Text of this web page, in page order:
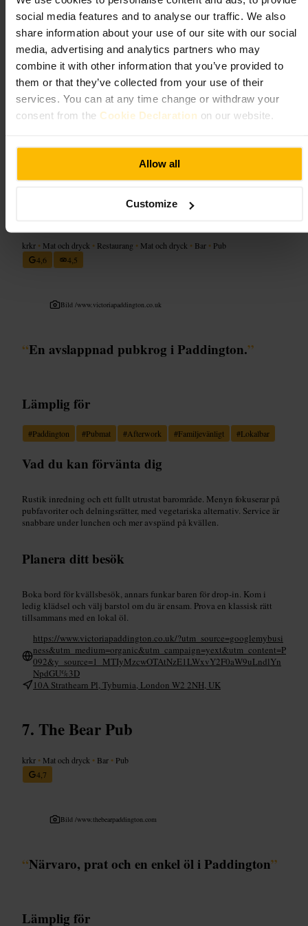
social media features and to analyse our traffic. We also
share information about your use of our site with our social
media, advertising and analytics partners who may
combine it with other information that you’ve provided to
them or that they’ve collected from your use of their
services. You can at any time change or withdraw your
consent from the Cookie Declaration on our website.
Allow all
Customize
Tätt sittande, energisk stämning och en meny med klassiska och
kreativa cocktails. Service är oftast snabb och pratvänlig. Lokalen
passar bra för samtal i mindre sällskap eller för att börja en kväll ute.
Planera ditt besök
Kom i god tid om du är flera, särskilt på helger. Ta med ID för
https://www.themitrehydepark.com/old-marys
24 Craven Terrace underneath, the mitre pub, London W2 3QH, UK
The Victoria, Paddington
krkr • Mat och dryck • Restaurang • Mat och dryck • Bar • Pub
4,6
4,5
Bild /www.victoriapaddington.co.uk
“En avslappnad pubkrog i Paddington.”
Lämplig för
#Paddington #Pubmat #Afterwork #Familjevänligt #Lokalbar
Vad du kan förvänta dig
Rustik inredning och ett fullt utrustat barområde. Menyn fokuserar på
pubfavoriter och delningsrätter, med vegetariska alternativ. Service är
snabbare under lunchen och mer avspänd på kvällen.
Planera ditt besök
Boka bord för kvällsbesök, annars funkar baren för drop-in. Kom i
ledig klädsel och välj barstol om du är ensam. Prova en klassisk rätt
tillsammans med en lokal öl.
https://www.victoriapaddington.co.uk/?utm_source=googlemybusi
ness&utm_medium=organic&utm_campaign=yext&utm_content=P
092&y_source=1_MTIyMzcwOTAtNzE1LWxvY2F0aW9uLndlYn
NpdGU%3D
10A Strathearn Pl, Tyburnia, London W2 2NH, UK
The Bear Pub
krkr • Mat och dryck • Bar • Pub
4,7
Bild /www.thebearpaddington.com
“Närvaro, prat och en enkel öl i Paddington”
Lämplig för